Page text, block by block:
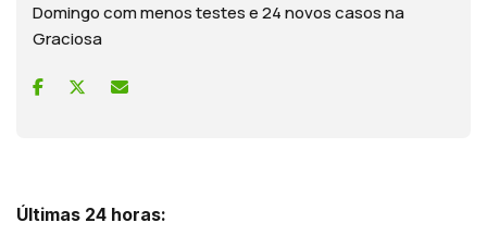
Domingo com menos testes e 24 novos casos na
Graciosa
Últimas 24 horas: